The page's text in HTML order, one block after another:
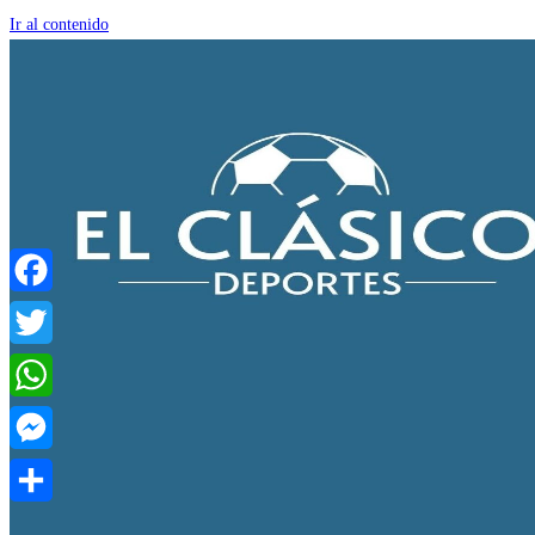
Ir al contenido
Facebook
Twitter
WhatsApp
Messenger